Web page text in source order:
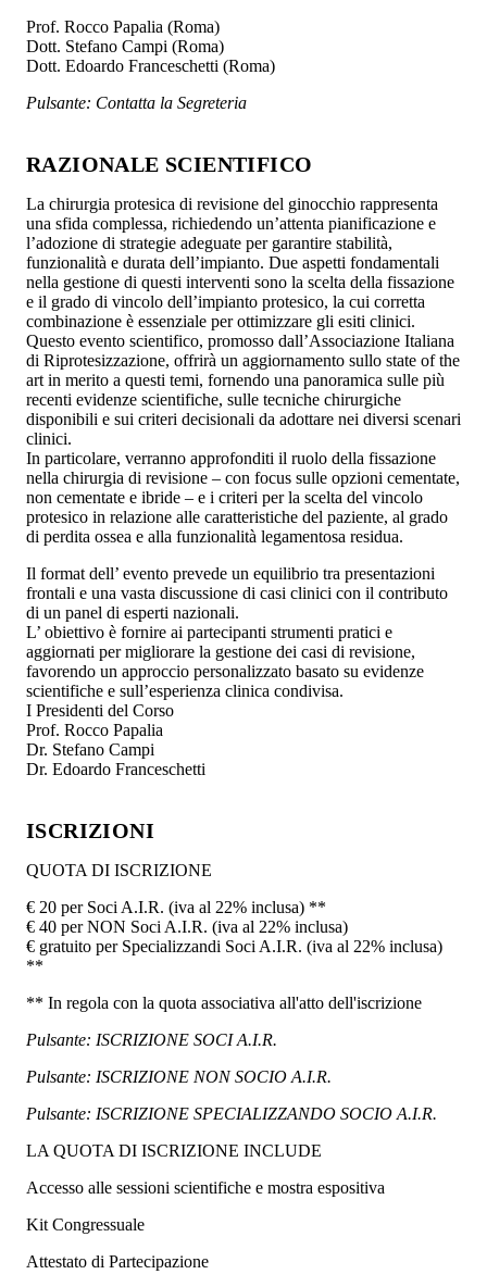
Prof. Rocco Papalia (Roma)
Dott. Stefano Campi (Roma)
Dott. Edoardo Franceschetti (Roma)
Pulsante: Contatta la Segreteria
RAZIONALE SCIENTIFICO
La chirurgia protesica di revisione del ginocchio rappresenta
una sfida complessa, richiedendo un’attenta pianificazione e
l’adozione di strategie adeguate per garantire stabilità,
funzionalità e durata dell’impianto. Due aspetti fondamentali
nella gestione di questi interventi sono la scelta della fissazione
e il grado di vincolo dell’impianto protesico, la cui corretta
combinazione è essenziale per ottimizzare gli esiti clinici.
Questo evento scientifico, promosso dall’Associazione Italiana
di Riprotesizzazione, offrirà un aggiornamento sullo state of the
art in merito a questi temi, fornendo una panoramica sulle più
recenti evidenze scientifiche, sulle tecniche chirurgiche
disponibili e sui criteri decisionali da adottare nei diversi scenari
clinici.
In particolare, verranno approfonditi il ruolo della fissazione
nella chirurgia di revisione – con focus sulle opzioni cementate,
non cementate e ibride – e i criteri per la scelta del vincolo
protesico in relazione alle caratteristiche del paziente, al grado
di perdita ossea e alla funzionalità legamentosa residua.
Il format dell’ evento prevede un equilibrio tra presentazioni
frontali e una vasta discussione di casi clinici con il contributo
di un panel di esperti nazionali.
L’ obiettivo è fornire ai partecipanti strumenti pratici e
aggiornati per migliorare la gestione dei casi di revisione,
favorendo un approccio personalizzato basato su evidenze
scientifiche e sull’esperienza clinica condivisa.
I Presidenti del Corso
Prof. Rocco Papalia
Dr. Stefano Campi
Dr. Edoardo Franceschetti
ISCRIZIONI
QUOTA DI ISCRIZIONE
€ 20 per Soci A.I.R. (iva al 22% inclusa) **
€ 40 per NON Soci A.I.R. (iva al 22% inclusa)
€ gratuito per Specializzandi Soci A.I.R. (iva al 22% inclusa)
**
** In regola con la quota associativa all'atto dell'iscrizione
Pulsante: ISCRIZIONE SOCI A.I.R.
Pulsante: ISCRIZIONE NON SOCIO A.I.R.
Pulsante: ISCRIZIONE SPECIALIZZANDO SOCIO A.I.R.
LA QUOTA DI ISCRIZIONE INCLUDE
Accesso alle sessioni scientifiche e mostra espositiva
Kit Congressuale
Attestato di Partecipazione